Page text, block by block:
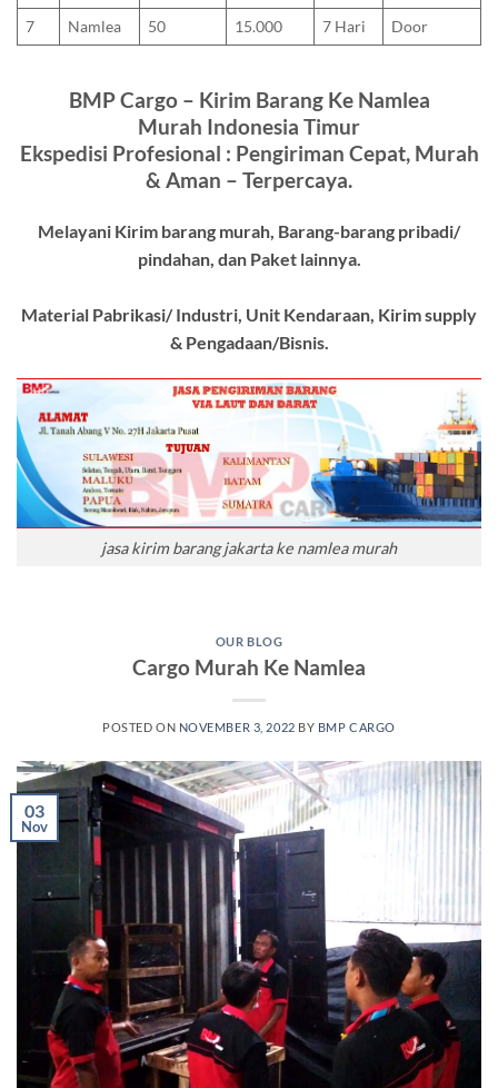
7
Namlea 50 15.000 7 Hari Door
BMP Cargo – Kirim Barang Ke Namlea
Murah Indonesia Timur
Ekspedisi Profesional : Pengiriman Cepat, Murah
& Aman – Terpercaya.
Melayani Kirim barang murah, Barang-barang pribadi/
pindahan, dan Paket lainnya.
Material Pabrikasi/ Industri, Unit Kendaraan, Kirim supply
& Pengadaan/Bisnis.
jasa kirim barang jakarta ke namlea murah
OUR BLOG
Cargo Murah Ke Namlea
POSTED ON NOVEMBER 3, 2022 BY BMP CARGO
03
Nov